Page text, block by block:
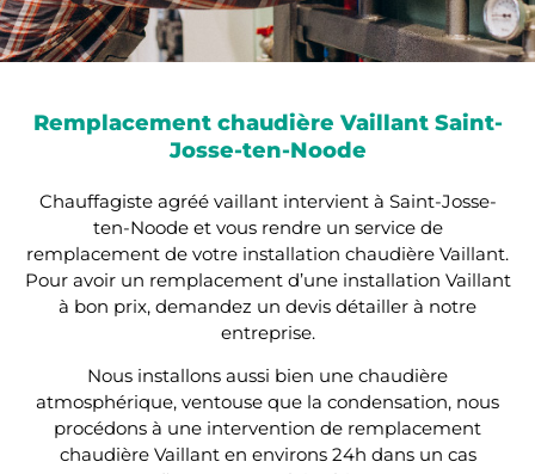
Remplacement chaudière Vaillant Saint-
Josse-ten-Noode
Chauffagiste agréé vaillant intervient à Saint-Josse-
ten-Noode et vous rendre un service de
remplacement de votre installation chaudière Vaillant.
Pour avoir un remplacement d’une installation Vaillant
à bon prix, demandez un devis détailler à notre
entreprise.
Nous installons aussi bien une chaudière
atmosphérique, ventouse que la condensation, nous
procédons à une intervention de remplacement
chaudière Vaillant en environs 24h dans un cas